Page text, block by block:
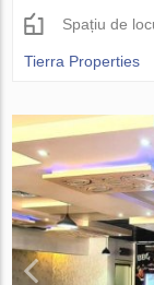
Spațiu de
Tierra Properties